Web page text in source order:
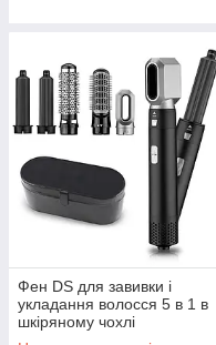
Фен DS для завивки і
укладання волосся 5 в 1 в
шкіряному чохлі